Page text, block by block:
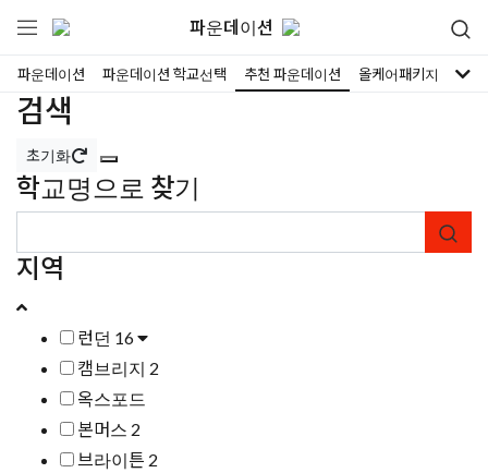
파운데이션
파운데이션 파운데이션 학교선택 추천 파운데이션 올케어패키지
검색
초기화
학교명으로 찾기
지역
런던 16
캠브리지 2
옥스포드
본머스 2
브라이튼 2